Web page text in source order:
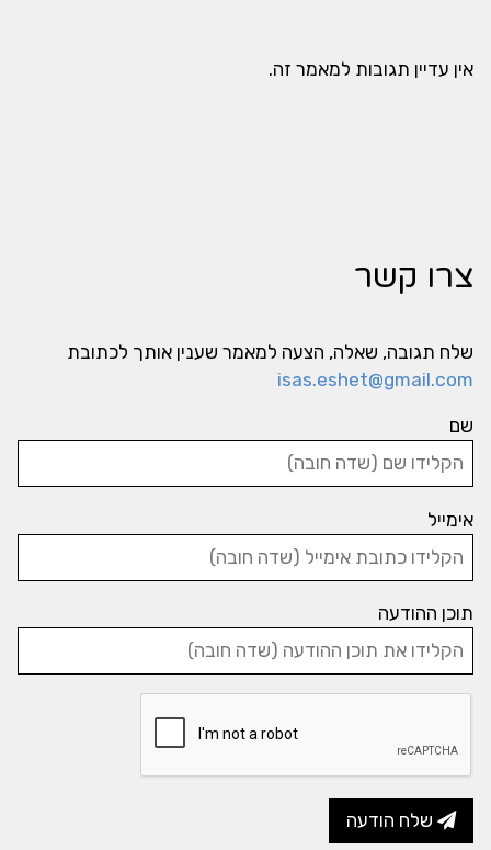
אין עדיין תגובות למאמר זה.
צרו קשר
שלח תגובה, שאלה, הצעה למאמר שענין אותך לכתובת
isas.eshet@gmail.com
שם
אימייל
תוכן ההודעה
שלח הודעה